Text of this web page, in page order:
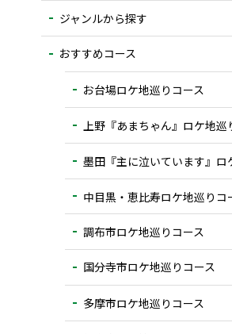
ジャンルから探す
おすすめコース
お台場ロケ地巡りコース
上野『あまちゃん』ロケ地巡
墨田『主に泣いています』ロ
中目黒・恵比寿ロケ地巡りコ
調布市ロケ地巡りコース
国分寺市ロケ地巡りコース
多摩市ロケ地巡りコース